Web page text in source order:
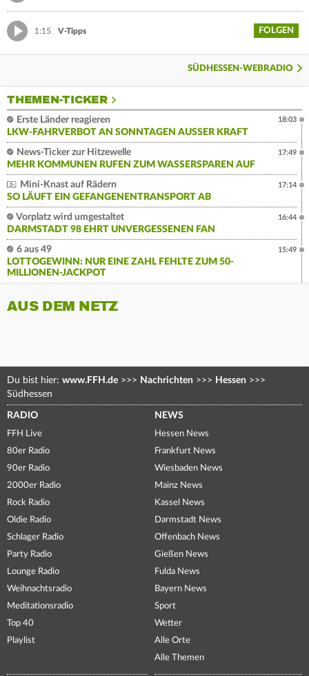
1:15 V-Tipps FOLGEN
SÜDHESSEN-WEBRADIO
THEMEN-TICKER
Erste Länder reagieren
LKW-FAHRVERBOT AN SONNTAGEN AUSSER KRAFT
18:03
News-Ticker zur Hitzewelle
MEHR KOMMUNEN RUFEN ZUM WASSERSPAREN AUF
17:49
Mini-Knast auf Rädern
SO LÄUFT EIN GEFANGENENTRANSPORT AB
17:14
Vorplatz wird umgestaltet
DARMSTADT 98 EHRT UNVERGESSENEN FAN
16:44
6 aus 49
LOTTOGEWINN: NUR EINE ZAHL FEHLTE ZUM 50-
MILLIONEN-JACKPOT
15:49
AUS DEM NETZ
Du bist hier: www.FFH.de >>> Nachrichten >>> Hessen >>>
Südhessen
RADIO
FFH Live
80er Radio
90er Radio
2000er Radio
Rock Radio
Oldie Radio
Schlager Radio
Party Radio
Lounge Radio
Weihnachtsradio
Meditationsradio
Top 40
Playlist
NEWS
Hessen News
Frankfurt News
Wiesbaden News
Mainz News
Kassel News
Darmstadt News
Offenbach News
Gießen News
Fulda News
Bayern News
Sport
Wetter
Alle Orte
Alle Themen